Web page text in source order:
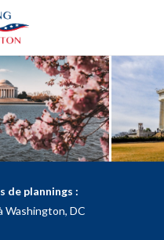
de plannings :
Washington, DC